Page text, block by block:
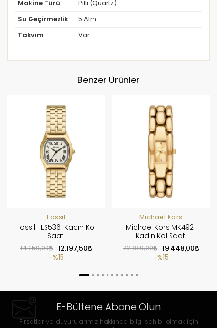
Makine Türü Pilli (Quartz)
Su Geçirmezlik 5 Atm
Takvim Var
Benzer Ürünler
Fossil
Fossil FES5361 Kadın Kol
Saati
14.350,00
12.197,50
%15
Michael Kors
Michael Kors MK4921
Kadın Kol Saati
22.880,00
19.448,00
%15
E-Bültene Abone Olun
Fırsatlar ve duyurularımız hakkında bilgi sahibi olmak için